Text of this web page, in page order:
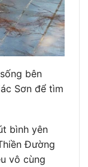
bên
Sơn để tìm
bình yên
Đường
vô cùng